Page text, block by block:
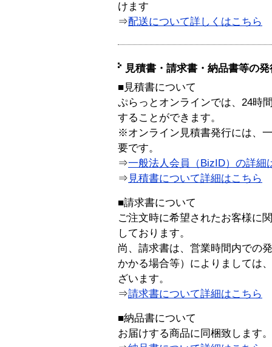
けます
⇒配送について詳しくはこちら
見積書・請求書・納品書等の
■見積書について
ぷらっとオンラインでは、24時
することができます。
※オンライン見積書発行には、
要です。
⇒一般法人会員（BizID）の詳細
⇒ 見積書について詳細はこちら
■請求書について
ご注文時に希望されたお客様に
しております。
尚、請求書は、営業時間内での
かかる場合等）によりましては
ざいます。
⇒請求書について詳細はこちら
■納品書について
お届けする商品に同梱致します。